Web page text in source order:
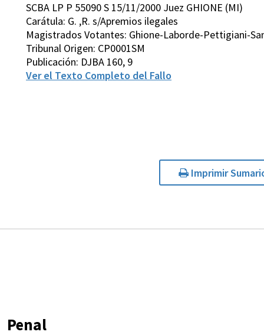
SCBA LP P 55090 S 15/11/2000 Juez GHIONE (MI)
Carátula: G. ,R. s/Apremios ilegales
Magistrados Votantes: Ghione-Laborde-Pettigiani-
Tribunal Origen: CP0001SM
Publicación: DJBA 160, 9
Ver el Texto Completo del Fallo
Imprimir
Penal